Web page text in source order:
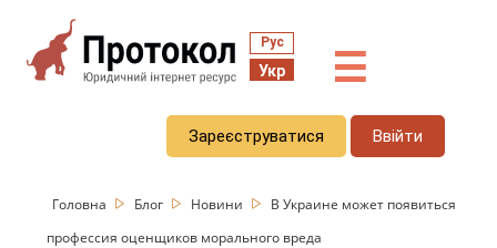
Рус
Укр ☰
Зареєструватися Ввійти
Головна Блог Новини
В Украине может появиться
профессия оценщиков морального вреда